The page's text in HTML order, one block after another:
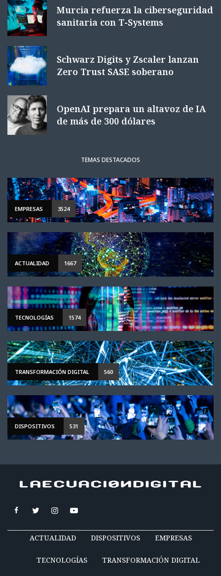
Murcia refuerza la ciberseguridad
sanitaria con T-Systems
Schwarz Digits y Zscaler lanzan
Zero Trust SASE soberano
OpenAI prepara un altavoz de IA
de más de 300 dólares
TEMAS DESTACADOS
EMPRESAS 3524
ACTUALIDAD 1667
TECNOLOGÍAS 1574
TRANSFORMACIÓN DIGITAL 560
DISPOSITIVOS 531
ACTUALIDAD DISPOSITIVOS EMPRESAS
TECNOLOGÍAS TRANSFORMACIÓN DIGITAL